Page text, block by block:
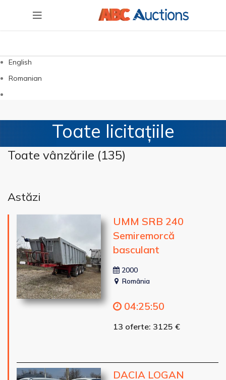
English
Romanian
Toate licitațiile
Toate vânzările (135)
Astăzi
UMM SRB 240
Semiremorcă
basculant
2000
România
04:25:48
13 oferte: 3125 €
DACIA LOGAN